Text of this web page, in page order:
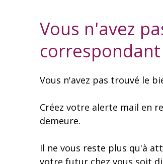
Vous n'avez
Vous n'avez pas trouvé le
Créez votre alerte mail en
demeure.
Il ne vous reste plus qu'à
votre futur chez vous soit